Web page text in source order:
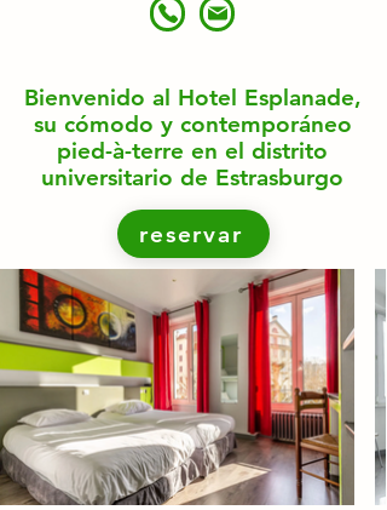
Bienvenido al Hotel Esplanade,
su cómodo y contemporáneo
pied-à-terre en el distrito
universitario de Estrasburgo
reservar